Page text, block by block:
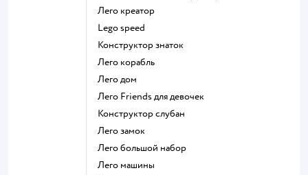
Лего креатор
Lego speed
Конструктор знаток
Лего корабль
Лего дом
Лего Friends для девочек
Конструктор слубан
Лего замок
Лего большой набор
Лего машины